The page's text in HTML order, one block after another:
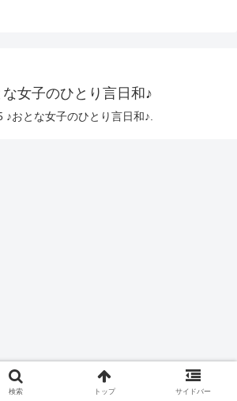
な女子のひとり言日和♪
♪おとな女子のひとり言日和♪.
検索 トップ サイドバー